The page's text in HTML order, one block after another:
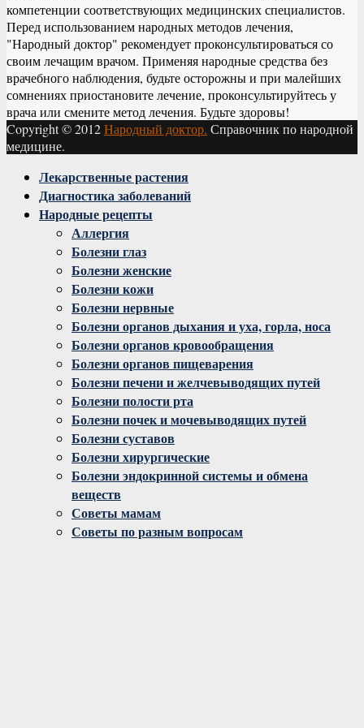
компетенции соответствующих медицинских специалистов.
Перед использованием народных методов лечения,
"Народный доктор" рекомендует проконсультироваться со
своим лечащим врачом. Применяя народные средства без
врачебного наблюдения, будьте осторожны и при малейших
сомнениях приостановите лечение, проконсультируйтесь у
врача или смените метод лечения. Будьте здоровы!
Copyright © 2012Народный доктор. Справочник по народной
медицине.
Facebook
Twitter
Instagram
YoutubeЛекарственные растения
Диагностика заболеваний
Народные рецепты
Аллергия
Болезни глаз
Болезни женские
Болезни кожи
Болезни нервные
Болезни органов дыхания и уха, горла, носа
Болезни органов кровообращения
Болезни органов пищеварения
Болезни печени и желчевыводящих путей
Болезни полости рта
Болезни почек и мочевыводящих путей
Болезни суставов
Болезни хирургические
Болезни эндокринной системы и обмена
веществ
Советы мамам
Советы по разным вопросам